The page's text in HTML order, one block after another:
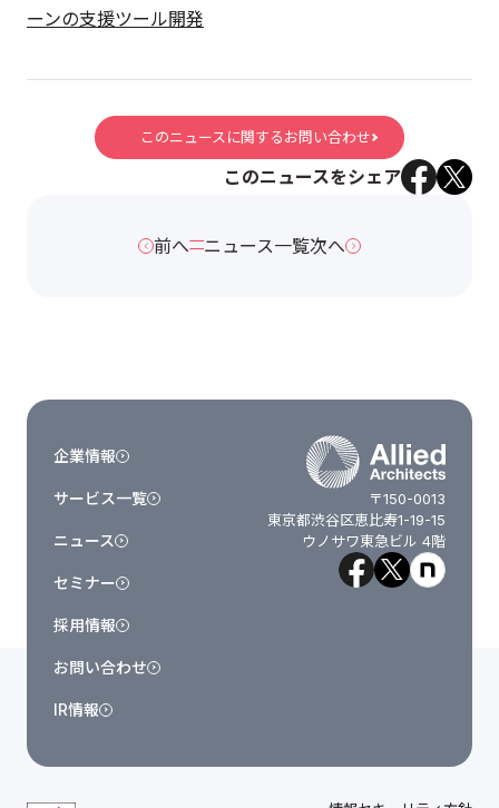
ーンの支援ツール開発
このニュースに関するお問い合わせ
このニュースをシェア
前へ ニュース一覧次へ
〒150-0013
東京都渋谷区恵比寿1-19-15
ウノサワ東急ビル 4階
企業情報
サービス一覧
ニュース
セミナー
採用情報
お問い合わせ
IR情報